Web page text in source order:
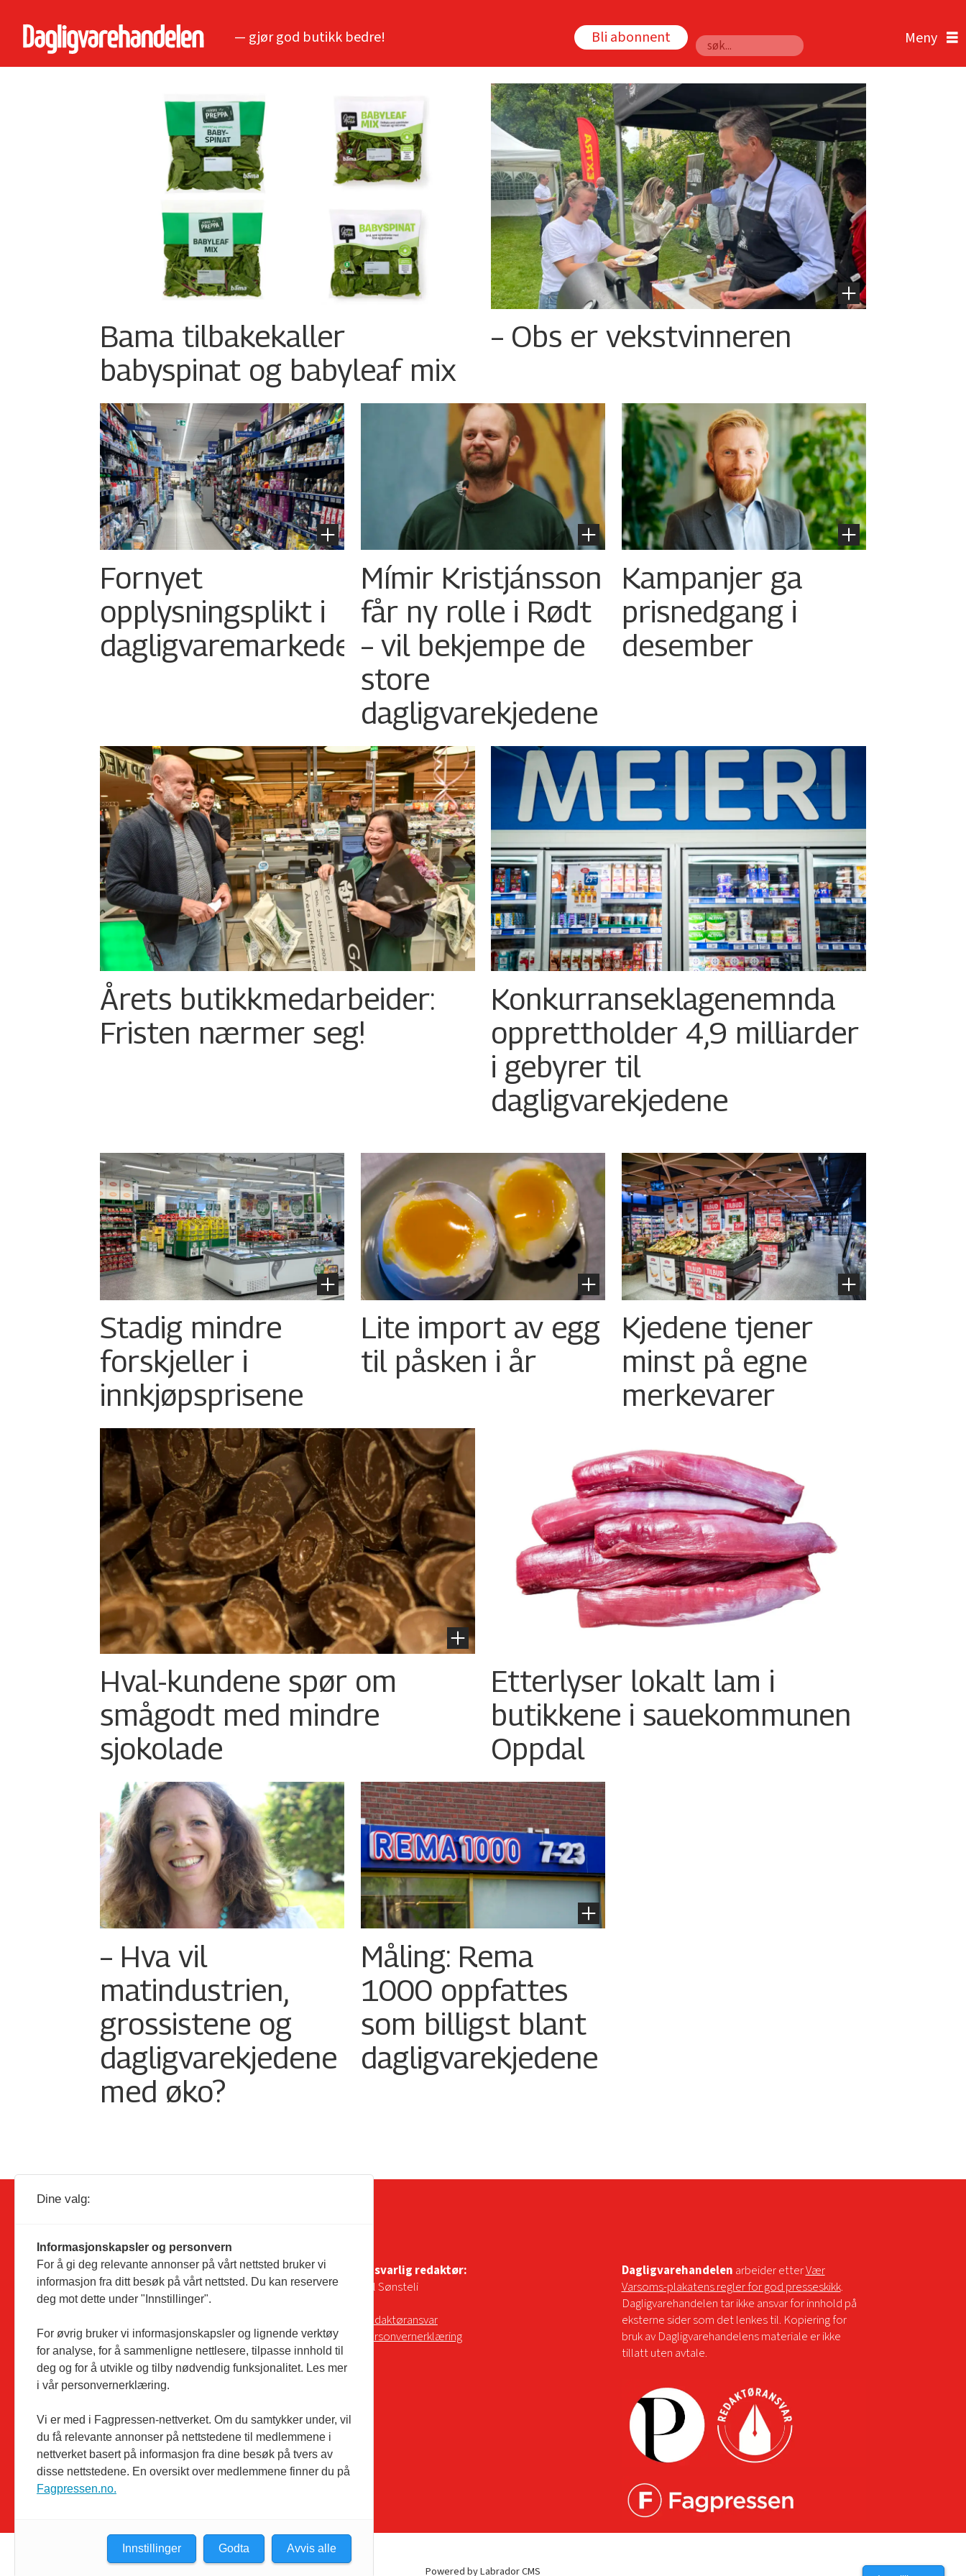
— gjør god butikk bedre! Bli abonnent
Søk
dagligvarekjeder
Bama tilbakekaller
babyspinat og babyleaf mix
– Obs er vekstvinneren
Fornyet
opplysningsplikt i
dagligvaremarkedet
Mímir Kristjánsson
får ny rolle i Rødt
– vil bekjempe de
store
dagligvarekjedene
Kampanjer ga
prisnedgang i
desember
Årets butikkmedarbeider:
Fristen nærmer seg!
Konkurranseklagenemnda
opprettholder 4,9 milliarder
i gebyrer til
dagligvarekjedene
Stadig mindre
forskjeller i
innkjøpsprisene
Lite import av egg
til påsken i år
Kjedene tjener
minst på egne
merkevarer
Hval-kundene spør om
smågodt med mindre
sjokolade
Etterlyser lokalt lam i
butikkene i sauekommunen
Oppdal
– Hva vil
matindustrien,
grossistene og
dagligvarekjedene
med øko?
Måling: Rema
1000 oppfattes
som billigst blant
dagligvarekjedene
Utgiver:Dagligvarehandelen AS
Solørvegen 1035
2260 Kirkenær
Ansvarlig redaktør:
Pål Sønsteli
Redaktøransvar
Personvernerklæring
Dagligvarehandelen arbeider etterVær
Varsoms-plakatens regler for god presseskikk.
Dagligvarehandelen tar ikke ansvar for innhold på
eksterne sider som det lenkes til. Kopiering for
bruk av Dagligvarehandelens materiale er ikke
tillatt uten avtale.
Powered by Labrador CMS
Dine valg:
Informasjonskapsler og personvern
For å gi deg relevante annonser på vårt nettsted bruker vi
informasjon fra ditt besøk på vårt nettsted. Du kan reservere
deg mot dette under "Innstillinger".
For øvrig bruker vi informasjonskapsler og lignende verktøy
for analyse, for å sammenligne nettlesere, tilpasse innhold til
deg og for å utvikle og tilby nødvendig funksjonalitet. Les mer
i vår personvernerklæring.
Vi er med i Fagpressen-nettverket. Om du samtykker under, vil
du få relevante annonser på nettstedene til medlemmene i
nettverket basert på informasjon fra dine besøk på tvers av
disse nettstedene. En oversikt over medlemmene finner du på
Fagpressen.no.
Avvis alle
Godta
Innstillinger